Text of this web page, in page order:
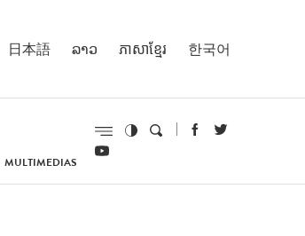
日本語 ລາວ ភាសាខ្មែរ 한국어
MULTIMEDIAS